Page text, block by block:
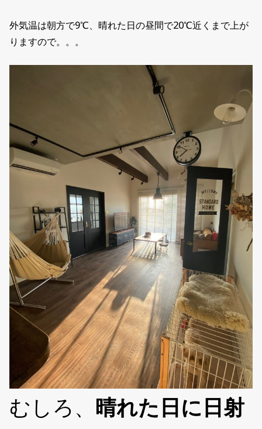
外気温は朝方で9℃、晴れた日の昼間で20℃近くまで上が
りますので。。。
むしろ、 晴れた日に日射